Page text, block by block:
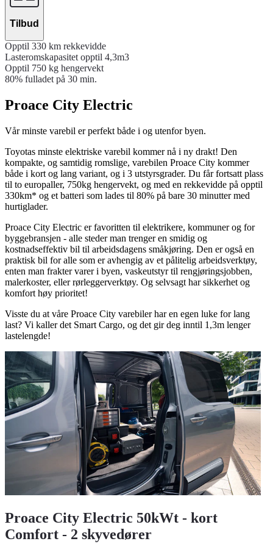
Tilbud
Opptil 330 km rekkevidde
Lasteromskapasitet opptil 4,3m3
Opptil 750 kg hengervekt
80% fulladet på 30 min.
Proace City Electric
Vår minste varebil er perfekt både i og utenfor byen.
Toyotas minste elektriske varebil kommer nå i ny drakt! Den
kompakte, og samtidig romslige, varebilen Proace City kommer
både i kort og lang variant, og i 3 utstyrsgrader. Du får fortsatt plass
til to europaller, 750kg hengervekt, og med en rekkevidde på opptil
330km* og et batteri som lades til 80% på bare 30 minutter med
hurtiglader.
Proace City Electric er favoritten til elektrikere, kommuner og for
byggebransjen - alle steder man trenger en smidig og
kostnadseffektiv bil til arbeidsdagens småkjøring. Den er også en
praktisk bil for alle som er avhengig av et pålitelig arbeidsverktøy,
enten man frakter varer i byen, vaskeutstyr til rengjøringsjobben,
malerkoster, eller rørleggerverktøy. Og selvsagt har sikkerhet og
komfort høy prioritet!
Visste du at våre Proace City varebiler har en egen luke for lang
last? Vi kaller det Smart Cargo, og det gir deg inntil 1,3m lenger
lastelengde!
Proace City Electric 50kWt - kort
Comfort - 2 skyvedører